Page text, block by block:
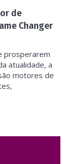
de
Changer
prosperarem
atualidade, a
motores de